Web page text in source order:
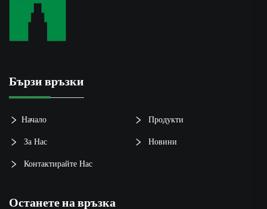
Бързи връзки
Начало Продукти
За Нас Новини
Контактирайте Нас
Останете на връзка